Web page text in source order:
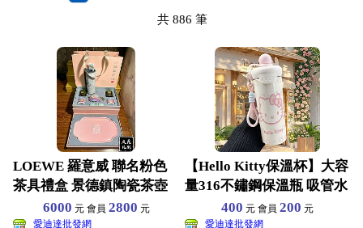
共886 筆
LOEWE 羅意威 聯名粉色
茶具禮盒 景德鎮陶瓷茶壺
茶杯套裝 精美茶盤
6000 元 會員 2800 元
愛迪達批發網
【Hello Kitty保溫杯】大容
量316不鏽鋼保溫瓶 吸管水
400 元 會員200 元
愛迪達批發網